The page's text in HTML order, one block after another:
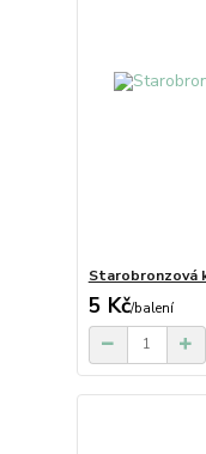
Starobronzová
5 Kč/balení